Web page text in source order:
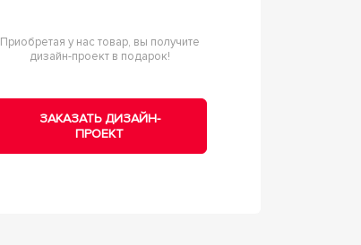
Приобретая у нас товар, вы получите
дизайн-проект в подарок!
ЗАКАЗАТЬ ДИЗАЙН-
ПРОЕКТ